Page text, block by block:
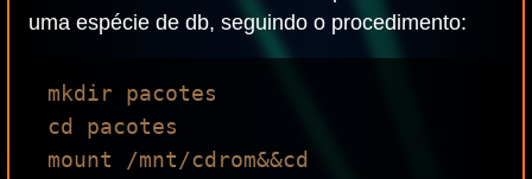
uma espécie de db, seguindo o procedimento:
mkdir pacotes
cd pacotes
mount /mnt/cdrom&&cd